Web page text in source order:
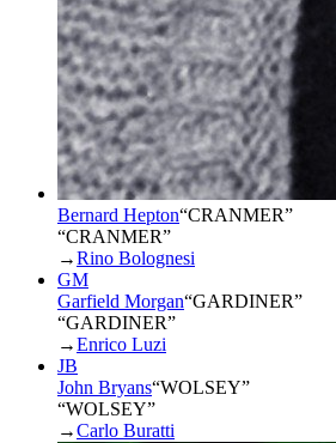
Bernard Hepton“CRANMER”
“CRANMER”
→Rino Bolognesi
GM
Garfield Morgan“GARDINER”
“GARDINER”
→Enrico Luzi
JB
John Bryans“WOLSEY”
“WOLSEY”
→Carlo Buratti